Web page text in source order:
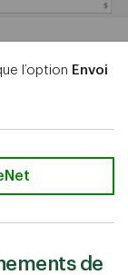
l’option Envoi
de